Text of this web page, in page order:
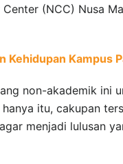
(NCC) Nusa
Kehidupan Kampus
non-akademik ini
itu, cakupan
menjadi lulusan